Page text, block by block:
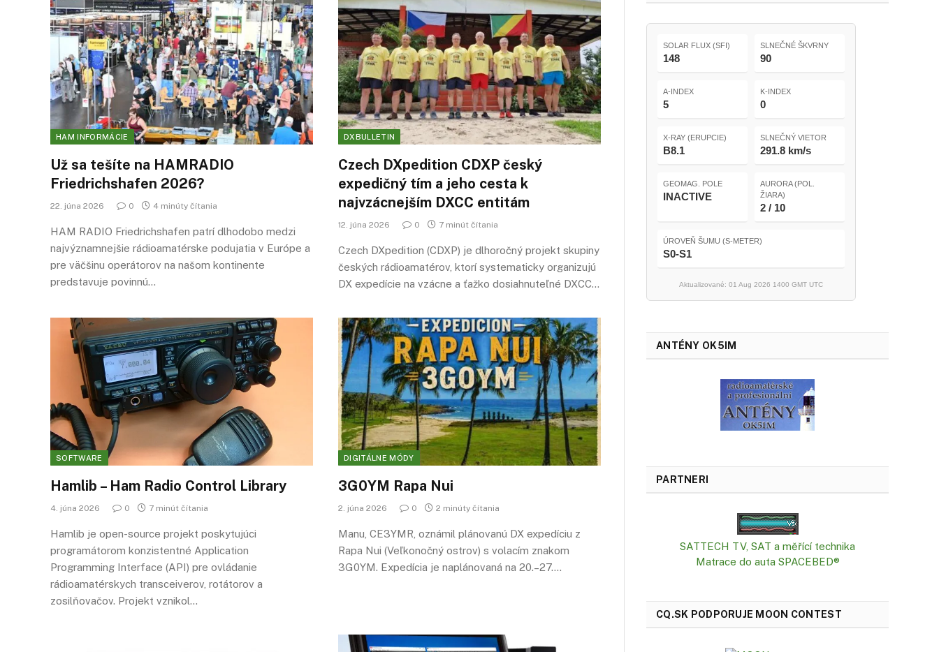
HAM INFORMÁCIE
Už sa tešíte na HAMRADIO
Friedrichshafen 2026?
22. júna 2026 0 4 minúty čítania
HAM RADIO Friedrichshafen patrí dlhodobo medzi
najvýznamnejšie rádioamatérske podujatia v Európe a
pre väčšinu operátorov na našom kontinente
predstavuje povinnú…
DXBULLETIN
Czech DXpedition CDXP český
expedičný tím a jeho cesta k
najvzácnejším DXCC entitám
12. júna 2026 0 7 minút čítania
Czech DXpedition (CDXP) je dlhoročný projekt skupiny
českých rádioamatérov, ktorí systematicky organizujú
DX expedície na vzácne a ťažko dosiahnuteľné DXCC…
SOFTWARE
Hamlib – Ham Radio Control Library
4. júna 2026 0 7 minút čítania
Hamlib je open-source projekt poskytujúci
programátorom konzistentné Application
Programming Interface (API) pre ovládanie
rádioamatérskych transceiverov, rotátorov a
zosilňovačov. Projekt vznikol…
DIGITÁLNE MÓDY
3G0YM Rapa Nui
2. júna 2026 0 2 minúty čítania
Manu, CE3YMR, oznámil plánovanú DX expedíciu z
Rapa Nui (Veľkonočný ostrov) s volacím znakom
3G0YM. Expedícia je naplánovaná na 20.–27.…
SOLAR FLUX (SFI)
148
SLNEČNÉ ŠKVRNY
90
A-INDEX
5
K-INDEX
0
X-RAY (ERUPCIE)
B8.1
SLNEČNÝ VIETOR
291.8 km/s
GEOMAG. POLE
INACTIVE
AURORA (POL.
ŽIARA)
2 / 10
ÚROVEŇ ŠUMU (S-METER)
S0-S1
Aktualizované: 01 Aug 2026 1400 GMT UTC
ANTÉNY OK5IM
PARTNERI
SATTECH TV, SAT a měřící technika
Matrace do auta SPACEBED®
CQ.SK PODPORUJE MOON CONTEST